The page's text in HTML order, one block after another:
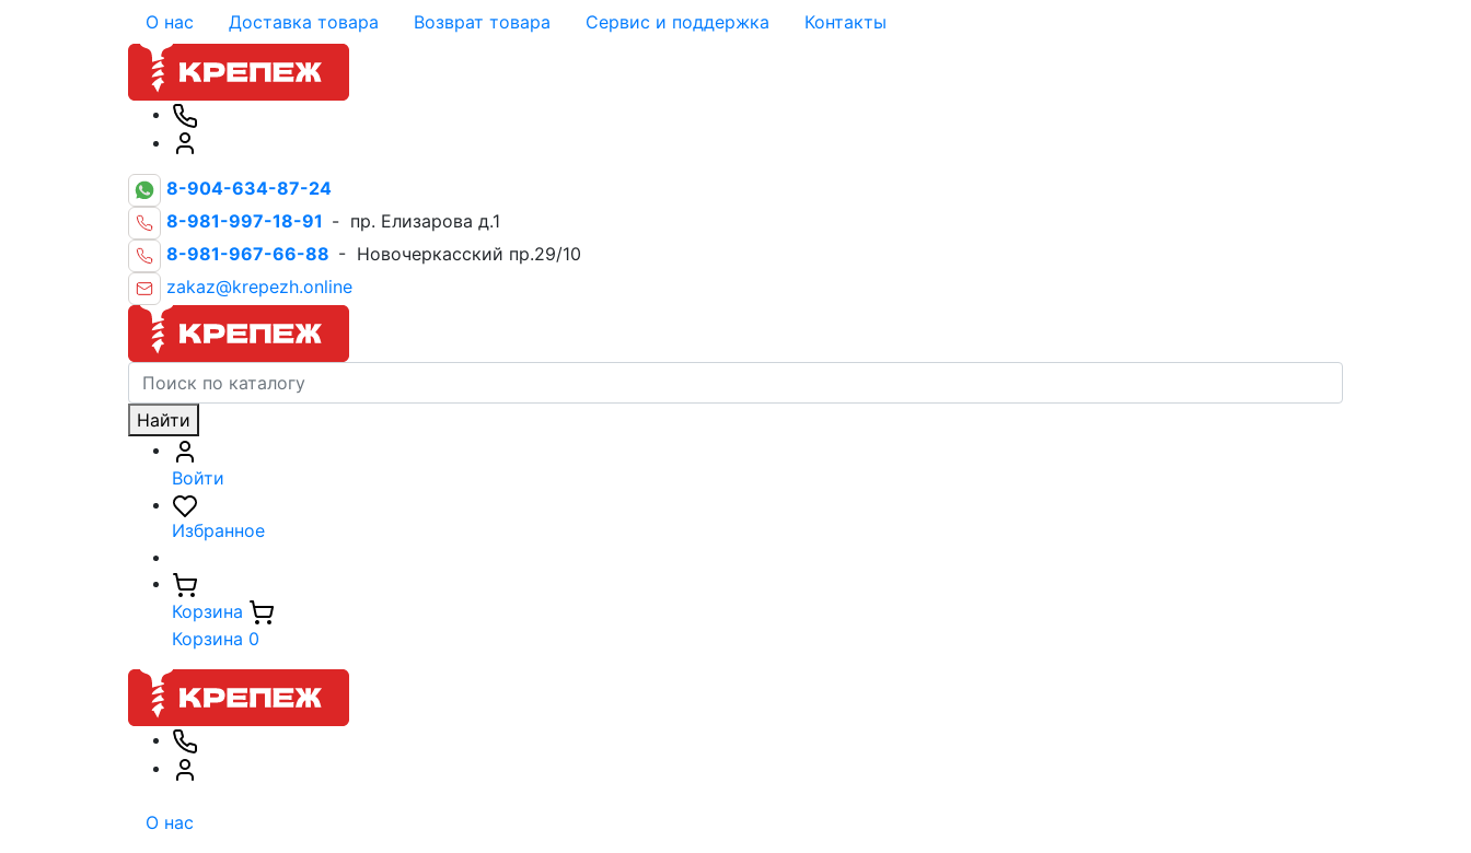
О нас Доставка товара Возврат товара Сервис и поддержка Контакты
8-904-634-87-24
8-981-997-18-91 - пр. Елизарова д.1
8-981-967-66-88 - Новочеркасский пр.29/10
zakaz@krepezh.online
Найти
Войти
Избранное
Корзина
Корзина 0
О нас